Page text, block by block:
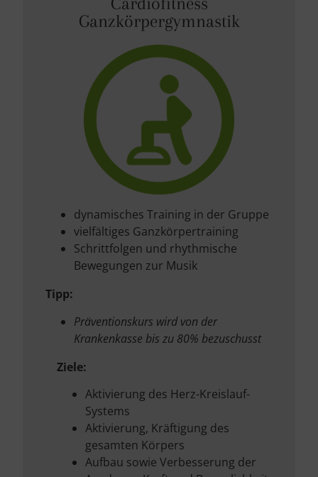
Ganzkörpergymnastik
dynamisches Training in der Gruppe
vielfältiges Ganzkörpertraining
Schrittfolgen und rhythmische
Bewegungen zur Musik
Tipp:
Präventionskurs wird von der
Krankenkasse bis zu 80% bezuschusst
Ziele:
Aktivierung des Herz-Kreislauf-
Systems
Aktivierung, Kräftigung des
gesamten Körpers
Aufbau sowie Verbesserung der